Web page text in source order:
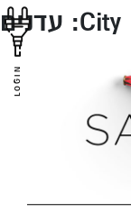
LOGIN
City: עדנים